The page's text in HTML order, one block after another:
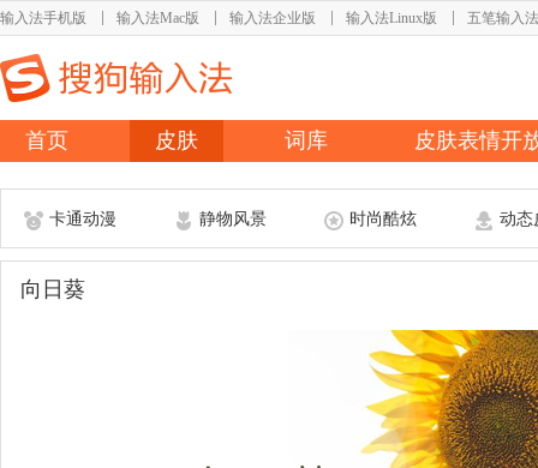
输入法手机版 输入法Mac版 输入法企业版 输入法Linux版 五笔输入法
首页 皮肤 词库 皮肤表情开
卡通动漫 静物风景 时尚酷炫 动态
向日葵